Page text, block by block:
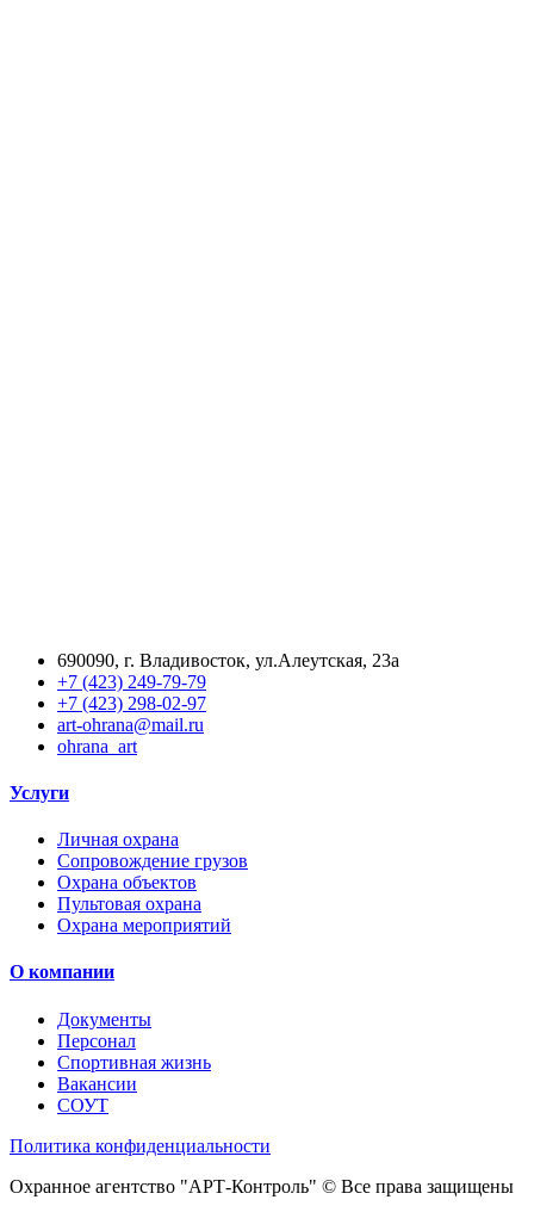
690090, г. Владивосток, ул.Алеутская, 23а
+7 (423) 249-79-79
+7 (423) 298-02-97
art-ohrana@mail.ru
ohrana_art
Услуги
Личная охрана
Сопровождение грузов
Охрана объектов
Пультовая охрана
Охрана мероприятий
О компании
Документы
Персонал
Спортивная жизнь
Вакансии
СОУТ
Политика конфиденциальности
Охранное агентство "АРТ-Контроль" © Все права защищены